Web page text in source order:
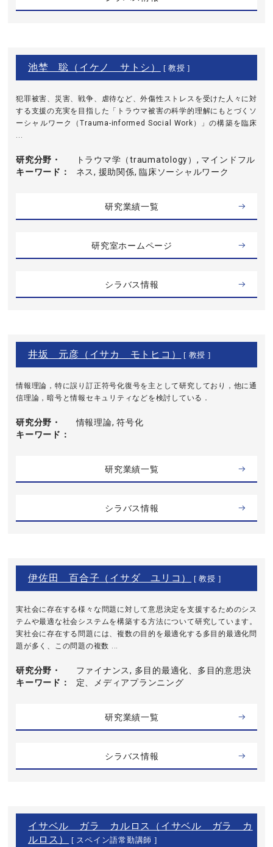
池埜 聡（イケノ サトシ） [ 教授 ]
犯罪被害、災害、戦争、虐待など、外傷性ストレスを受けた人々に対
する支援の充実を目指した「トラウマ被害の科学的理解にもとづくソ
ーシャルワーク（Trauma-informed Social Work）」の構築を臨床
...
研究分野・
キーワード
トラウマ学（traumatology）, マインドフル
ネス, 援助関係, 臨床ソーシャルワーク
研究業績一覧
研究室ホームページ
シラバス情報
井坂 元彦（イサカ モトヒコ） [ 教授 ]
情報理論，特に誤り訂正符号化復号を主として研究しており，他に通
信理論，暗号と情報セキュリティなどを検討している．
研究分野・
キーワード
情報理論, 符号化
研究業績一覧
シラバス情報
伊佐田 百合子（イサダ ユリコ） [ 教授 ]
実社会に存在する様々な問題に対して意思決定を支援するためのシス
テムや最適な社会システムを構築する方法について研究しています。
実社会に存在する問題には、複数の目的を最適化する多目的最適化問
題が多く、この問題の複数 ...
研究分野・
キーワード
ファイナンス, 多目的最適化、多目的意思決
定、メディアプランニング
研究業績一覧
シラバス情報
イサベル ガラ カルロス（イサベル ガラ カ
ルロス）
[ スペイン語常勤講師 ]